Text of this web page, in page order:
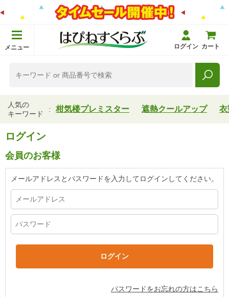
メニュー ログイン カート
人気の
キーワード
柑気楼プレミスター 遮熱クールアップ 衣
ログイン
会員のお客様
メールアドレスとパスワードを入力してログインしてください。
パスワードをお忘れの方はこちら